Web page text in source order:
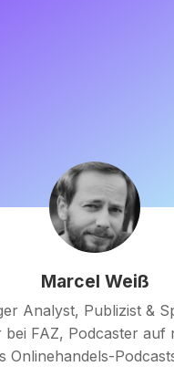
Marcel Weiß
Analyst, Publizist &
FAZ, Podcaster auf
Onlinehandels-